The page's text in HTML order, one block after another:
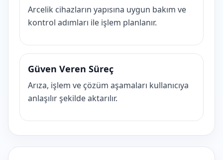
Arcelik cihazların yapısına uygun bakım ve
kontrol adımları ile işlem planlanır.
Güven Veren Süreç
Arıza, işlem ve çözüm aşamaları kullanıcıya
anlaşılır şekilde aktarılır.